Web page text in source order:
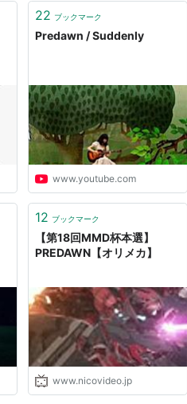
22 ブックマーク
Predawn / Suddenly
www.youtube.com
12 ブックマーク
【第18回MMD杯本選】
PREDAWN【オリメカ】
www.nicovideo.jp